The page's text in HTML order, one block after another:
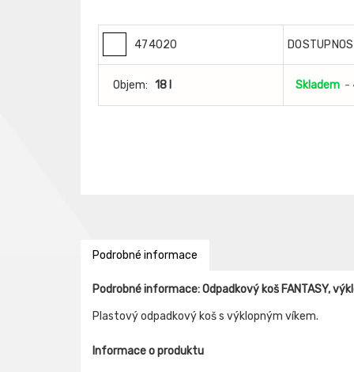
474020
Objem: 18 l Skladem -
Podrobné informace
Podrobné informace: Odpadkový koš FANTASY,
Plastový odpadkový koš s výklopným víkem.
Informace o produktu